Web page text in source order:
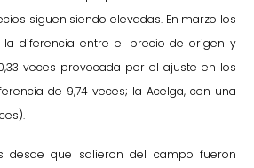
siguen siendo elevadas. En marzo los
diferencia entre el precio de origen y
veces provocada por el ajuste en los
de 9,74 veces; la Acelga, con una
desde que salieron del campo fueron